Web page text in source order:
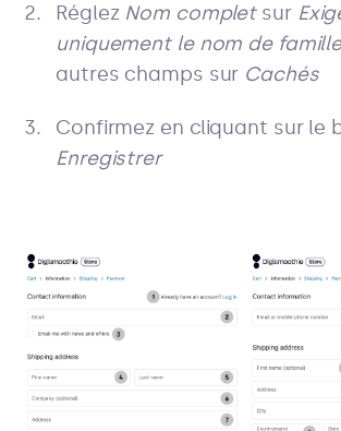
Réglez Nom completsur
uniquement le nom de
autres champs sur Cachés
Confirmez en cliquant sur le
Enregistrer